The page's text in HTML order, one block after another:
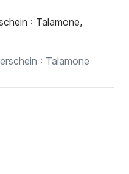
: Talamone,